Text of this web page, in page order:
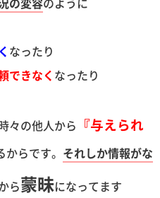
なったり
できなく なったり
々の他人から 『与えられ
らです。 それしか情報がな
ら蒙昧になってます